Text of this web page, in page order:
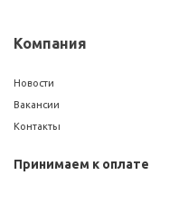
Компания
Новости
Вакансии
Контакты
Принимаем к оплате